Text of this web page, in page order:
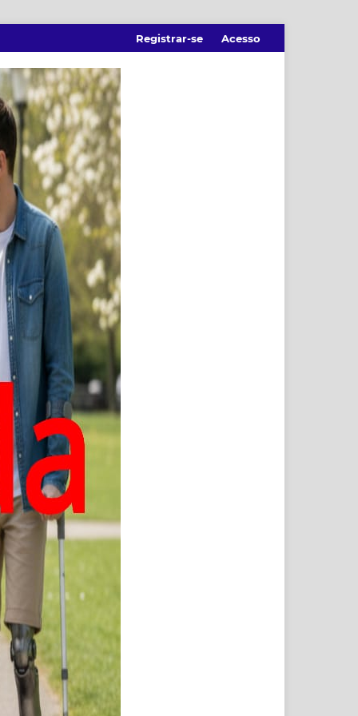
Registrar-se Acesso